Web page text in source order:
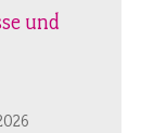
und